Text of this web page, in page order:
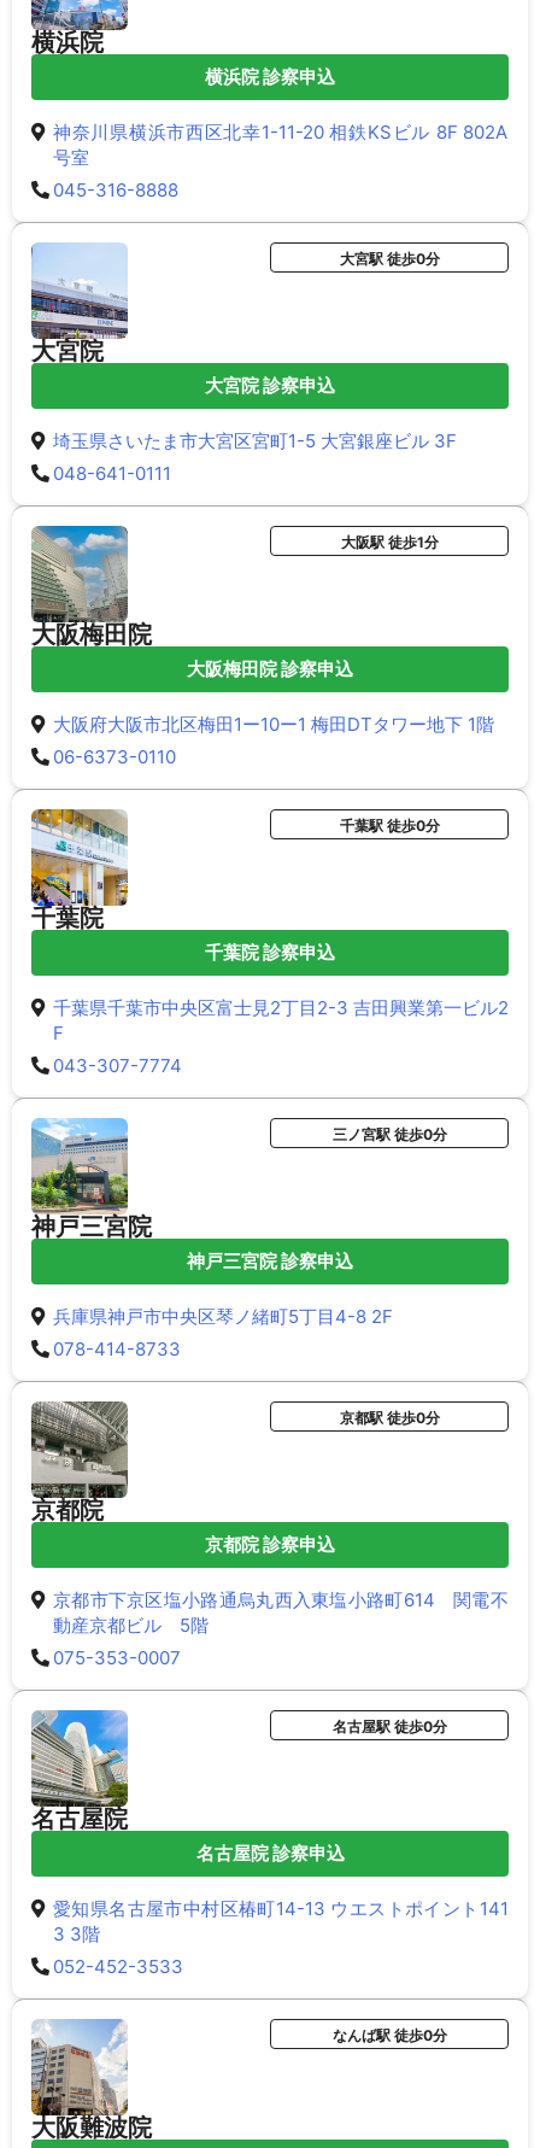
横浜院
横浜院 診察申込
神奈川県横浜市西区北幸1-11-20 相鉄KSビル 8F 802A
号室
045-316-8888
大宮院
大宮駅 徒歩0分
大宮院 診察申込
埼玉県さいたま市大宮区宮町1-5 大宮銀座ビル 3F
048-641-0111
大阪梅田院
大阪駅 徒歩1分
大阪梅田院 診察申込
大阪府大阪市北区梅田1ー10ー1 梅田DTタワー地下 1階
06-6373-0110
千葉院
千葉駅 徒歩0分
千葉院 診察申込
千葉県千葉市中央区富士見2丁目2-3 吉田興業第一ビル2
F
043-307-7774
神戸三宮院
三ノ宮駅 徒歩0分
神戸三宮院 診察申込
兵庫県神戸市中央区琴ノ緒町5丁目4-8 2F
078-414-8733
京都院
京都駅 徒歩0分
京都院 診察申込
京都市下京区塩小路通烏丸西入東塩小路町614 関電不
動産京都ビル 5階
075-353-0007
名古屋院
名古屋駅 徒歩0分
名古屋院 診察申込
愛知県名古屋市中村区椿町14-13 ウエストポイント141
3 3階
052-452-3533
大阪難波院
なんば駅 徒歩0分